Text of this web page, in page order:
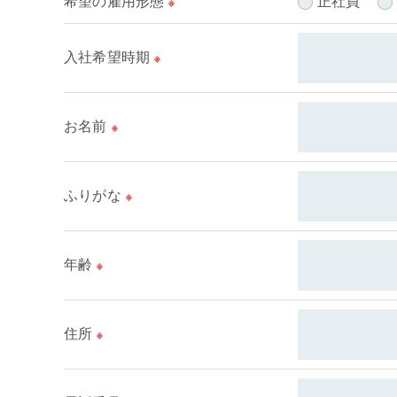
＜個人情報の委託について＞
これらの委託先に対しては個人情報保護契約等
＜個人情報の安全管理＞
＜個人情報を与えなかった場合に生じる結果＞
＜個人情報の開示･訂正・削除･利用停止の手続に
ご本人である事を確認のうえ、対応させて頂き
個人情報の開示･訂正･削除・利用停止の具体的
※
入社希望時期 ※
お名前 ※
ふりがな ※
年齢 ※
住所 ※